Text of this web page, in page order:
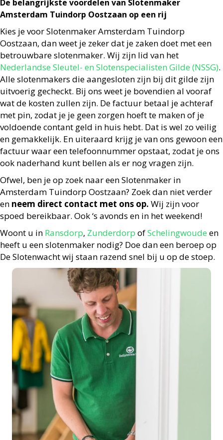
De belangrijkste voordelen van Slotenmaker
Amsterdam Tuindorp Oostzaan op een rij
Kies je voor Slotenmaker Amsterdam Tuindorp
Oostzaan, dan weet je zeker dat je zaken doet met een
betrouwbare slotenmaker. Wij zijn lid van het
Nederlandse Sleutel- en Slotenspecialisten Gilde (NSSG).
Alle slotenmakers die aangesloten zijn bij dit gilde zijn
uitvoerig gecheckt. Bij ons weet je bovendien al vooraf
wat de kosten zullen zijn. De factuur betaal je achteraf
met pin, zodat je je geen zorgen hoeft te maken of je
voldoende contant geld in huis hebt. Dat is wel zo veilig
en gemakkelijk. En uiteraard krijg je van ons gewoon een
factuur waar een telefoonnummer opstaat, zodat je ons
ook naderhand kunt bellen als er nog vragen zijn.
Ofwel, ben je op zoek naar een Slotenmaker in
Amsterdam Tuindorp Oostzaan? Zoek dan niet verder
en neem direct contact met ons op. Wij zijn voor
spoed bereikbaar. Ook ‘s avonds en in het weekend!
Woont u in Ransdorp, Zunderdorp ofSchelingwoude en
heeft u een slotenmaker nodig? Doe dan een beroep op
De Slotenwacht wij staan razend snel bij u op de stoep.